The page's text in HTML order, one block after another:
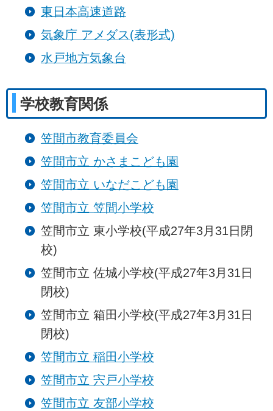
東日本高速道路
気象庁 アメダス(表形式)
水戸地方気象台
学校教育関係
笠間市教育委員会
笠間市立 かさまこども園
笠間市立 いなだこども園
笠間市立 笠間小学校
笠間市立 東小学校(平成27年3月31日閉
校)
笠間市立 佐城小学校(平成27年3月31日
閉校)
笠間市立 箱田小学校(平成27年3月31日
閉校)
笠間市立 稲田小学校
笠間市立 宍戸小学校
笠間市立 友部小学校